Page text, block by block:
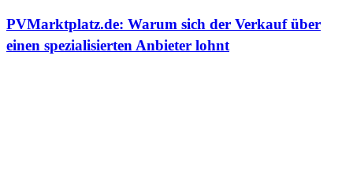
PVMarktplatz.de: Warum sich der Verkauf über
einen spezialisierten Anbieter lohnt